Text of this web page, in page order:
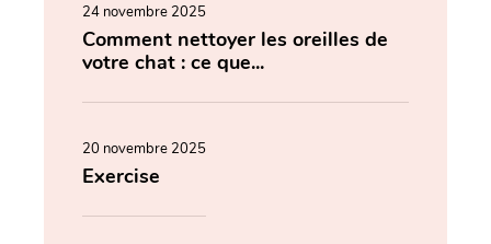
24 novembre 2025
Comment nettoyer les oreilles de
votre chat : ce que...
20 novembre 2025
Exercise